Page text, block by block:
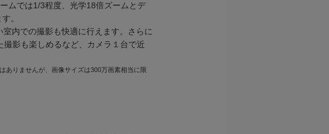
ムでは1/3程度、光学18倍ズームとデ
。
内での撮影も快適に行えます。さらに
影も楽しめるなど、カメラ１台で近
ありませんが、画像サイズは300万画素相当に限